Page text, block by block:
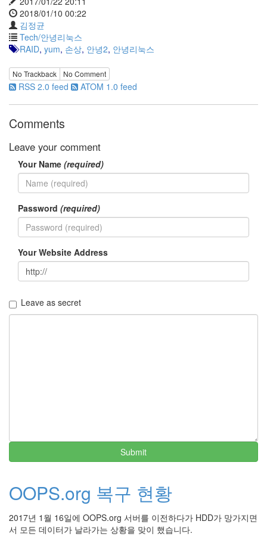
2018/01/10 00:22
김정균
Tech/안녕리눅스
RAID, yum, 손상, 안녕2, 안녕리눅스
No Trackback No Comment
RSS 2.0 feed ATOM 1.0 feed
Comments
Leave your comment
Your Name (required)
Password (required)
Your Website Address
Leave as secret
Submit
OOPS.org 복구 현황
2017년 1월 16일에 OOPS.org 서버를 이전하다가 HDD가 망가지면
서 모든 데이터가 날라가는 상황을 맞이 했습니다.